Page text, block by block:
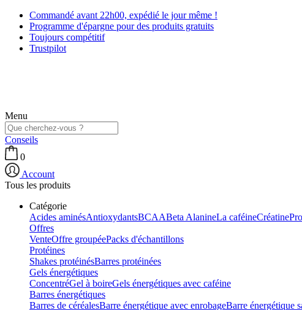
Commandé avant 22h00, expédié le jour même !
Programme d'épargne pour des produits gratuits
Toujours compétitif
Trustpilot
Menu
Conseils
0
Account
Tous les produits
Catégorie
Acides aminésAntioxydantsBCAABeta AlanineLa caféineCréatine
Offres
VenteOffre groupéePacks d'échantillons
Protéines
Shakes protéinésBarres protéinées
Gels énergétiques
ConcentréGel à boireGels énergétiques avec caféine
Barres énergétiques
Barres de céréalesBarre énergétique avec enrobageBarre énergétique